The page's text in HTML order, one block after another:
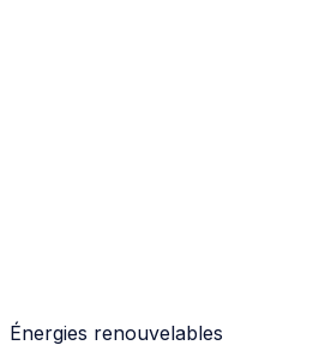
Énergies renouvelables